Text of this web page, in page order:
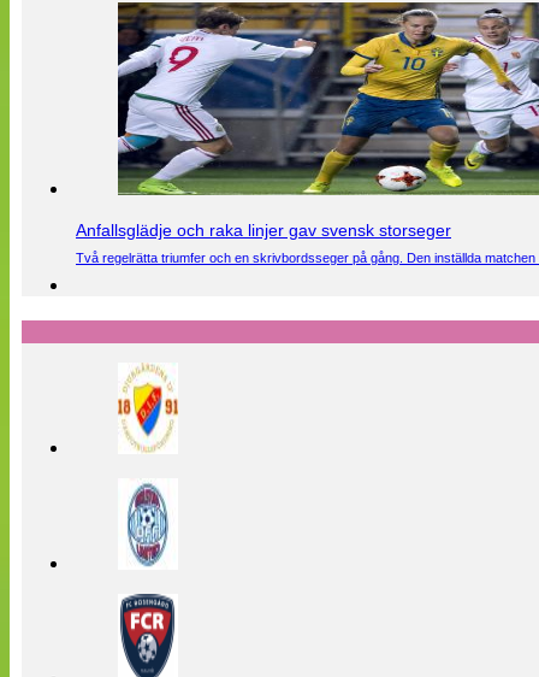
Anfallsglädje och raka linjer gav svensk storseger
Två regelrätta triumfer och en skrivbordsseger på gång. Den inställda